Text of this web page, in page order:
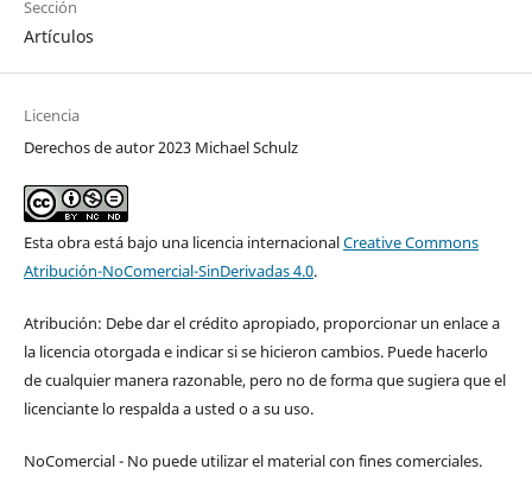
Sección
Artículos
Licencia
Derechos de autor 2023 Michael Schulz
Esta obra está bajo una licencia internacionalCreative Commons
Atribución-NoComercial-SinDerivadas 4.0.
Atribución: Debe dar el crédito apropiado, proporcionar un enlace a
la licencia otorgada e indicar si se hicieron cambios. Puede hacerlo
de cualquier manera razonable, pero no de forma que sugiera que el
licenciante lo respalda a usted o a su uso.
NoComercial - No puede utilizar el material con fines comerciales.